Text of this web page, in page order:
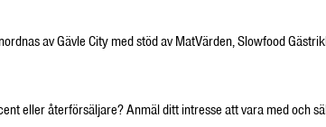
av Gävle City med stöd av MatVärden, Slowfood
eller återförsäljare? Anmäl ditt intresse att vara med och